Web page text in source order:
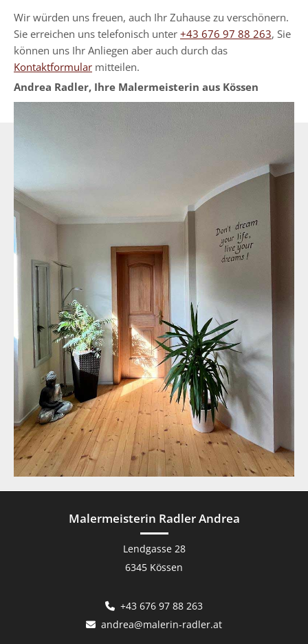
Wir würden uns freuen, auch Ihr Zuhause zu verschönern.
Sie erreichen uns telefonisch unter +43 676 97 88 263, Sie
können uns Ihr Anliegen aber auch durch das
Kontaktformular mitteilen.
Andrea Radler, Ihre Malermeisterin aus Kössen
Malermeisterin Radler Andrea
Lendgasse 28
6345 Kössen
 +43 676 97 88 263
 andrea@malerin-radler.at